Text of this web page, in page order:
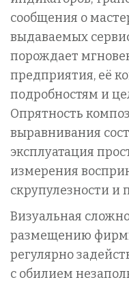
сообщения о
выдаваемых
порождает
предприятия, её
подробностям и
Опрятность
выравнивания
эксплуатация
измерения
скрупулезности и
Визуальная
размещению
регулярно
с обилием